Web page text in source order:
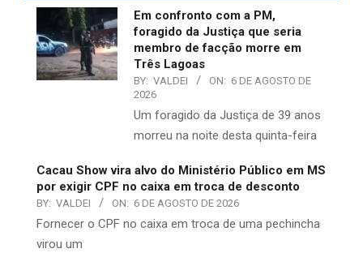
Em confronto com a PM,
foragido da Justiça que seria
membro de facção morre em
Três Lagoas
BY: VALDEI ON: 6 DE AGOSTO DE
2026
​Um foragido da Justiça de 39 anos
morreu na noite desta quinta-feira
Cacau Show vira alvo do Ministério Público em MS
por exigir CPF no caixa em troca de desconto
BY: VALDEI ON: 6 DE AGOSTO DE 2026
​Fornecer o CPF no caixa em troca de uma pechincha
virou um